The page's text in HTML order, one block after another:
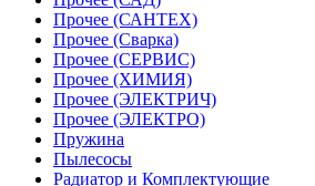
Прочее (САНТЕХ)
Прочее (Сварка)
Прочее (СЕРВИС)
Прочее (ХИМИЯ)
Прочее (ЭЛЕКТРИЧ)
Прочее (ЭЛЕКТРО)
Пружина
Пылесосы
Радиатор и Комплектующие